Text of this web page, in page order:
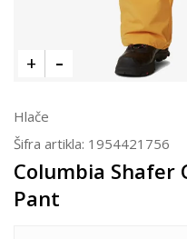
Hlače
Šifra artikla: 1954421756
Columbia Shafer
Pant